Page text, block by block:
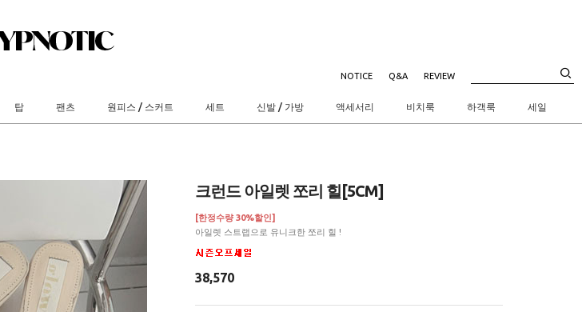
NOTICE Q&A REVIEW
탑 팬츠 원피스 / 스커트 세트 신발 / 가방 액세서리 비치룩 하객룩 세일
크런드 아일렛 쪼리 힐[5CM]
[한정수량 30%할인]
아일렛 스트랩으로 유니크한 쪼리 힐 !
38,570